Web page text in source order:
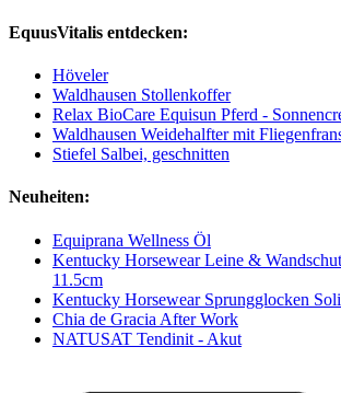
EquusVitalis entdecken:
Höveler
Waldhausen Stollenkoffer
Relax BioCare Equisun Pferd -
Waldhausen Weidehalfter mit
Stiefel Salbei, geschnitten
Neuheiten:
Equiprana Wellness Öl
Kentucky Horsewear Leine &
11.5cm
Kentucky Horsewear Sprungglocken
Chia de Gracia After Work
NATUSAT Tendinit - Akut